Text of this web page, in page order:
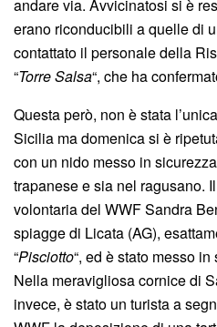
andare via. Avvicinatosi si è
erano riconducibili a quelle di
contattato il personale della
“Torre Salsa“, che ha
Questa però, non è stata
Sicilia ma domenica si è
con un nido messo in
trapanese e sia nel ragusano.
volontaria del WWF Sandra
spiagge di Licata (AG),
“Pisciotto“, ed è stato messo
Nella meravigliosa cornice di
invece, è stato un turista a